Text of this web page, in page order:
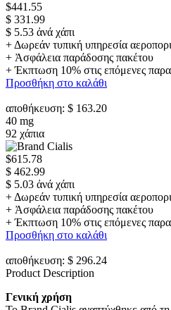
$441.55
$ 331.99
$ 5.53 ἀνά χάπι
+ Δωρεάν τυπική υπηρεσία
+ Ἀσφάλεια παράδοσης πακέτου
+ Έκπτωση 10% στις επόμενες
Προσθήκη στο καλάθι
αποθήκευση: $ 163.20
40 mg
92 χάπια
$615.78
$ 462.99
$ 5.03 ἀνά χάπι
+ Δωρεάν τυπική υπηρεσία
+ Ἀσφάλεια παράδοσης πακέτου
+ Έκπτωση 10% στις επόμενες
Προσθήκη στο καλάθι
αποθήκευση: $ 296.24
Product Description
Γενική χρήση